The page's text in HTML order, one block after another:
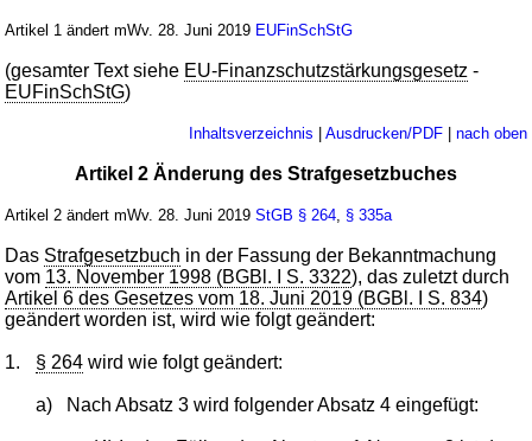
Artikel 1 ändert mWv. 28. Juni 2019 EUFinSchStG
(gesamter Text siehe EU-Finanzschutzstärkungsgesetz -
EUFinSchStG)
Inhaltsverzeichnis | Ausdrucken/PDF| nach oben
Artikel 2 Änderung des Strafgesetzbuches
Artikel 2 ändert mWv. 28. Juni 2019StGB § 264 § 335a
Das Strafgesetzbuch in der Fassung der Bekanntmachung
vom 13. November 1998 (BGBl. I S. 3322), das zuletzt durch
Artikel 6 des Gesetzes vom 18. Juni 2019 (BGBl. I S. 834)
geändert worden ist, wird wie folgt geändert:
1. § 264 wird wie folgt geändert:
a) Nach Absatz 3 wird folgender Absatz 4 eingefügt: